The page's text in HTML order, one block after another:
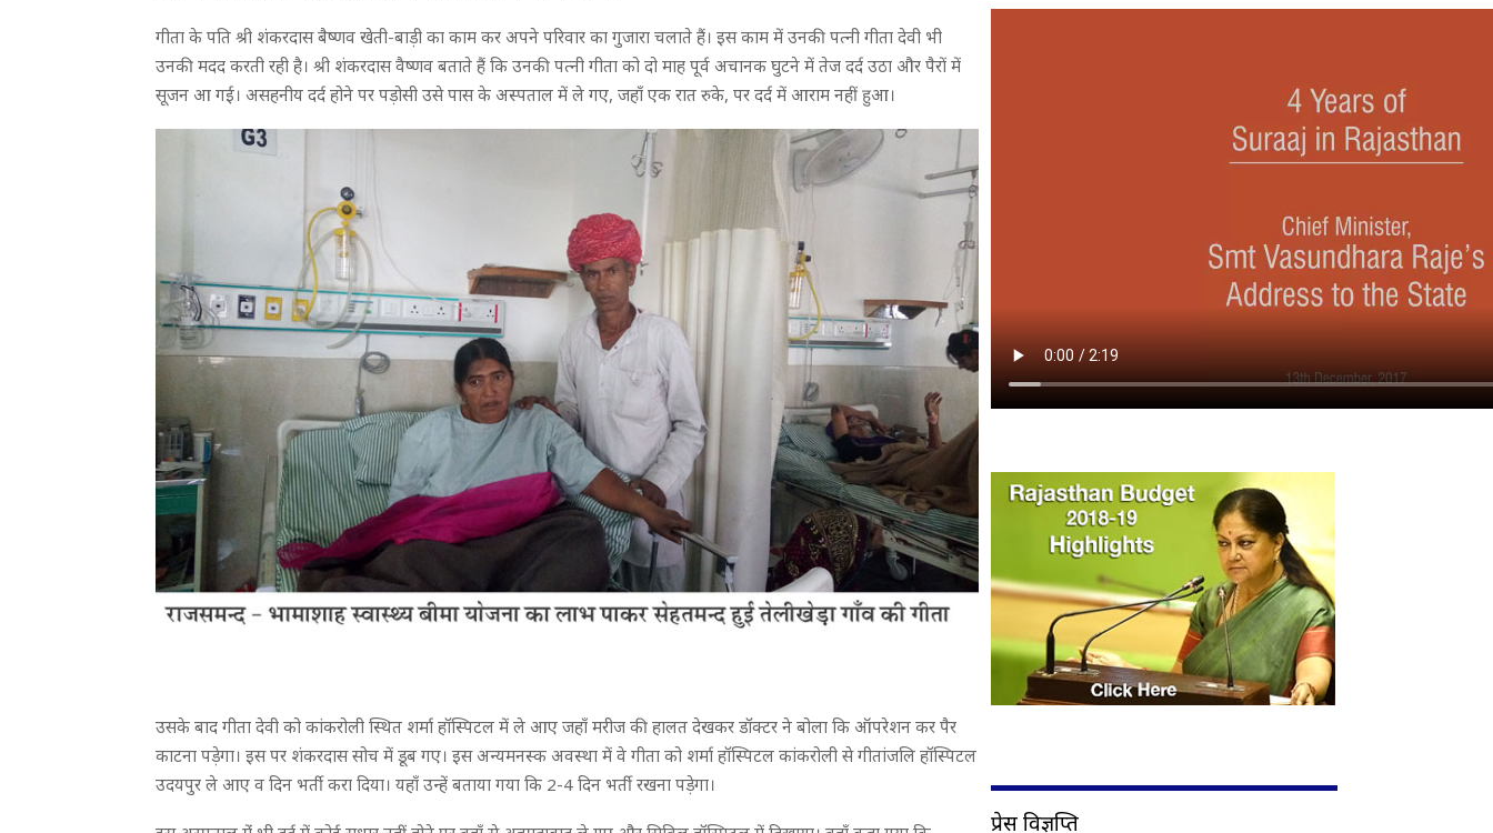
गीता के पति श्री शंकरदास बैष्णव खेती-बाड़ी का काम कर अपने परिवार का गुजारा चलाते हैं। इस काम में उनकी पत्नी गीता देवी भी
उनकी मदद करती रही है। श्री शंकरदास वैष्णव बताते हैं कि उनकी पत्नी गीता को दो माह पूर्व अचानक घुटने में तेज दर्द उठा और पैरों में
सूजन आ गई। असहनीय दर्द होने पर पड़ोसी उसे पास के अस्पताल में ले गए, जहाँ एक रात रुके, पर दर्द में आराम नहीं हुआ।
उसके बाद गीता देवी को कांकरोली स्थित शर्मा हॉस्पिटल में ले आए जहाँ मरीज की हालत देखकर डॉक्टर ने बोला कि ऑपरेशन कर पैर
काटना पड़ेगा। इस पर शंकरदास सोच में डूब गए। इस अन्यमनस्क अवस्था में वे गीता को शर्मा हॉस्पिटल कांकरोली से गीतांजलि हॉस्पिटल
उदयपुर ले आए व दिन भर्ती करा दिया। यहाँ उन्हें बताया गया कि 2-4 दिन भर्ती रखना पड़ेगा।
प्रेस विज्ञप्ति